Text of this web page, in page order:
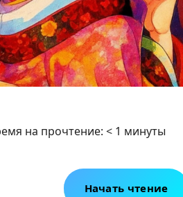
на прочтение: < 1 минуты
Начать чтение